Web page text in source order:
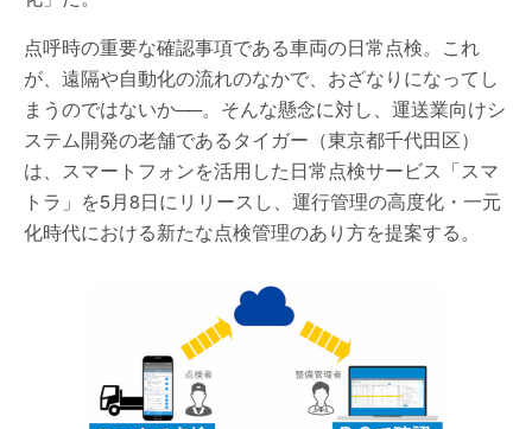
点呼時の重要な確認事項である車両の日常点検。これ
が、遠隔や自動化の流れのなかで、おざなりになってし
まうのではないか──。そんな懸念に対し、運送業向けシ
ステム開発の老舗であるタイガー（東京都千代田区）
は、スマートフォンを活用した日常点検サービス「スマ
トラ」を5月8日にリリースし、運行管理の高度化・一元
化時代における新たな点検管理のあり方を提案する。